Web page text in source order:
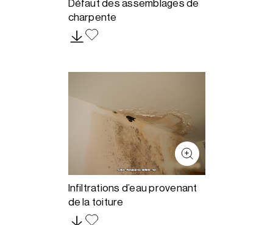
Défaut des assemblages de
charpente
Infiltrations d’eau provenant
de la toiture